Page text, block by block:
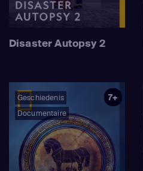
Disaster Autopsy 2
Geschiedenis
Documentaire
7+